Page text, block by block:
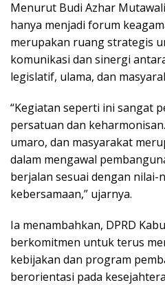
Menurut Budi Azhar
hanya menjadi forum
merupakan ruang strategis
komunikasi dan sinergi
legislatif, ulama, dan
“Kegiatan seperti ini sangat
persatuan dan
umaro, dan masyarakat
dalam mengawal
berjalan sesuai dengan nilai-
kebersamaan,” ujarnya.
Ia menambahkan, DPRD
berkomitmen untuk terus
kebijakan dan program
berorientasi pada